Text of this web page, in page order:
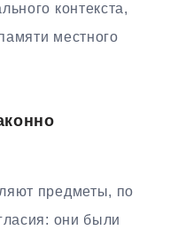
контекста,
местного
предметы, по
они были